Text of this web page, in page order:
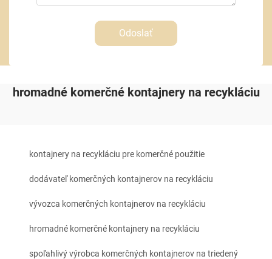
Odoslať
hromadné komerčné kontajnery na recykláciu
kontajnery na recykláciu pre komerčné použitie
dodávateľ komerčných kontajnerov na recykláciu
vývozca komerčných kontajnerov na recykláciu
hromadné komerčné kontajnery na recykláciu
spoľahlivý výrobca komerčných kontajnerov na triedený